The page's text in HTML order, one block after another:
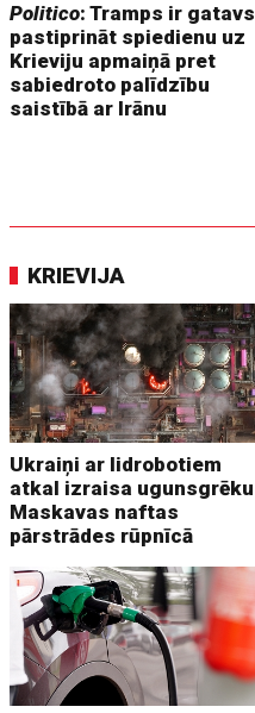
Politico: Tramps ir gatavs
pastiprināt spiedienu uz
Krieviju apmaiņā pret
sabiedroto palīdzību
saistībā ar Irānu
KRIEVIJA
Ukraiņi ar lidrobotiem
atkal izraisa ugunsgrēku
Maskavas naftas
pārstrādes rūpnīcā